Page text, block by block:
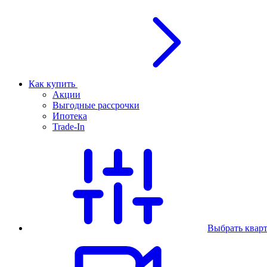
Как купить
Акции
Выгодные рассрочки
Ипотека
Trade-In
Выбрать